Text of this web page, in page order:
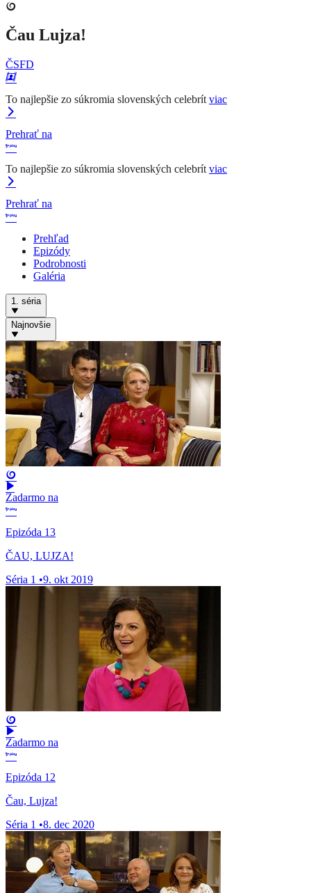
Čau Lujza!
ČSFD
To najlepšie zo súkromia slovenských celebrít viac
Prehrať na
To najlepšie zo súkromia slovenských celebrít viac
Prehrať na
Prehľad
Epizódy
Podrobnosti
Galéria
1. séria
Najnovšie
Zadarmo na
Epizóda 13
ČAU, LUJZA!
Séria 1 •9. okt 2019
Zadarmo na
Epizóda 12
Čau, Lujza!
Séria 1 •8. dec 2020